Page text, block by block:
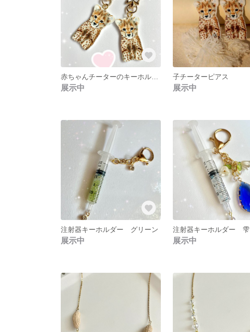
展示中
子チーターピアス
展示中
注射器キーホルダー グリーン
展示中
注射器キーホルダー 雫
展示中